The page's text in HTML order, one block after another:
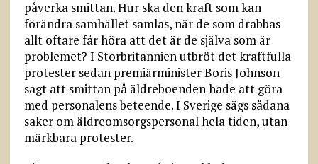
påverka smittan. Hur ska den kraft som kan
förändra samhället samlas, när de som drabbas
allt oftare får höra att det är de själva som är
problemet? I Storbritannien utbröt det kraftfulla
protester sedan premiärminister Boris Johnson
sagt att smittan på äldreboenden hade att göra
med personalens beteende. I Sverige sägs sådana
saker om äldreomsorgspersonal hela tiden, utan
märkbara protester.